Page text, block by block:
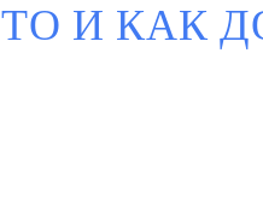
И КАК